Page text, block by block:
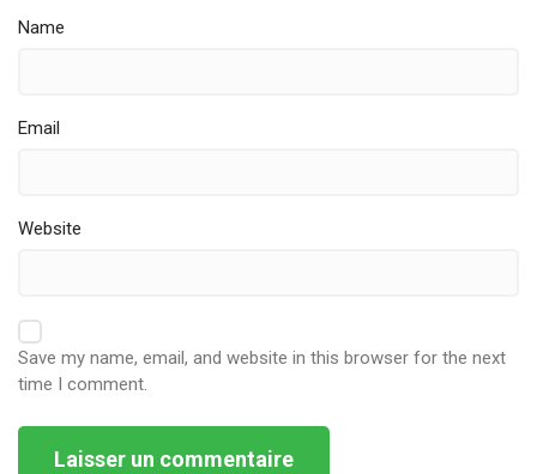
Name
Email
Website
Save my name, email, and website in this browser for the next
time I comment.